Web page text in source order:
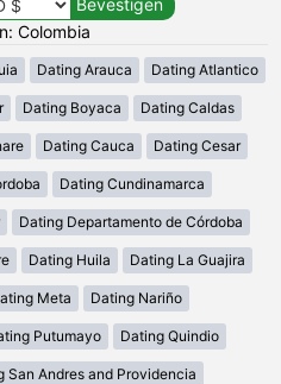
Colombia
Dating Arauca Dating Atlantico
Dating Boyaca Dating Caldas
Dating Cauca Dating Cesar
Dating Cundinamarca
Dating Departamento de Córdoba
Dating Huila Dating La Guajira
Meta Dating Nariño
Putumayo Dating Quindio
San Andres and Providencia